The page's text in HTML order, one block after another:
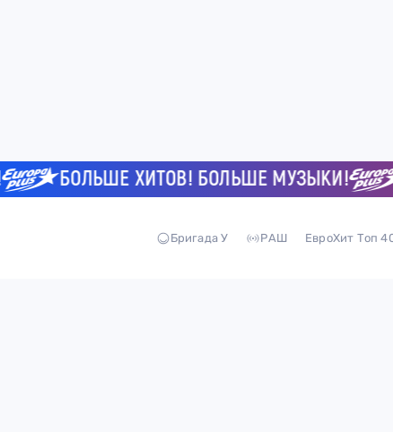
БОЛЬШЕ ХИТОВ! БОЛЬШЕ МУЗЫКИ!
Бригада У РАШ ЕвроХит Топ